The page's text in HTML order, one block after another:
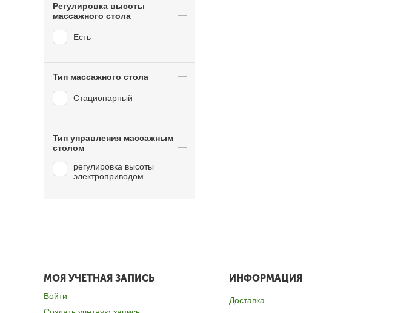
Регулировка высоты
массажного стола
Есть
Тип массажного стола
Стационарный
Тип управления массажным
столом
регулировка высоты
электроприводом
МОЯ УЧЕТНАЯ ЗАПИСЬ
Войти
ИНФОРМАЦИЯ
Доставка